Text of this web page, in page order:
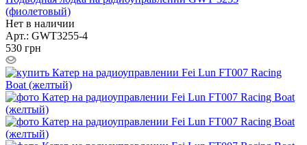
(фиолетовый)
Нет в наличии
Арт.: GWT3255-4
530 грн